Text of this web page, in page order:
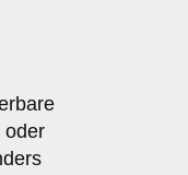
oder